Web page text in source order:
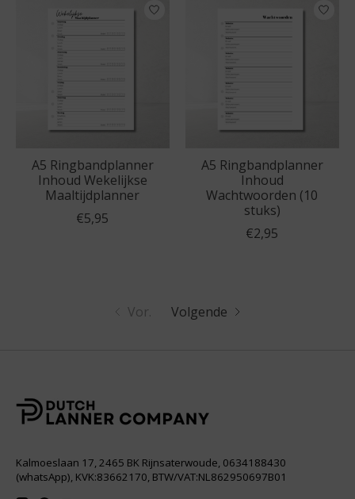
A5 Ringbandplanner
Inhoud Wekelijkse
Maaltijdplanner
€5,95
A5 Ringbandplanner
Inhoud
Wachtwoorden (10
stuks)
€2,95
Vor. Volgende
Kalmoeslaan 17, 2465 BK Rijnsaterwoude, 0634188430
(whatsApp), KVK:83662170, BTW/VAT:NL862950697B01